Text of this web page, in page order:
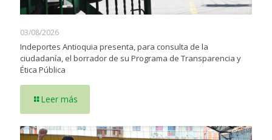
03/08/2026
Indeportes Antioquia presenta, para consulta de la
ciudadanía, el borrador de su Programa de Transparencia y
Ética Pública
Leer más